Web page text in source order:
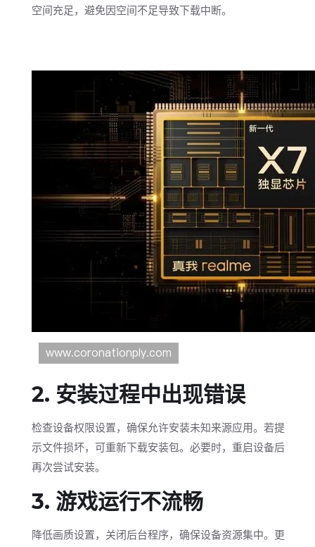
空间充足，避免因空间不足导致下载中断。
2. 安装过程中出现错误
检查设备权限设置，确保允许安装未知来源应用。若提
示文件损坏，可重新下载安装包。必要时，重启设备后
再次尝试安装。
3. 游戏运行不流畅
降低画质设置，关闭后台程序，确保设备资源集中。更